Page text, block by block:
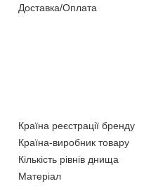
Доставка/Оплата
Країна реєстрації бренду
Країна-виробник товару
Кількість рівнів днища
Матеріал